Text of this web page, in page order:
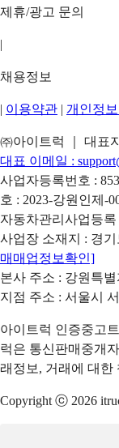
제휴/광고 문의
|
채용정보
| 이용약관 | 개인정
㈜아이트럭 ｜ 대표
대표 이메일 :
사업자등록번호 :
호 : 2023-강원인제-
자동차관리사업등록
사업장 소재지 : 경
매매업정보확인]
본사 주소 : 강원특별
지점 주소 : 서울시
아이트럭 인증중고
럭은 통신판매중개
래정보, 거래에 대한
Copyright ⓒ 2026